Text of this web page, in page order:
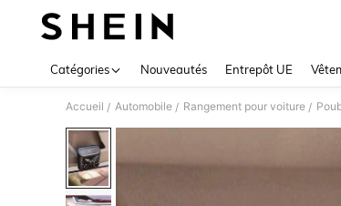
Catégories Nouveautés Entrepôt UE
Accueil / Automobile / Rangement pour voiture /